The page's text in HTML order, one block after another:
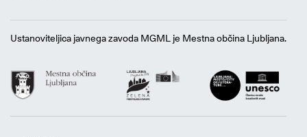
Ustanoviteljica javnega zavoda MGML je Mestna občina Ljubljana.